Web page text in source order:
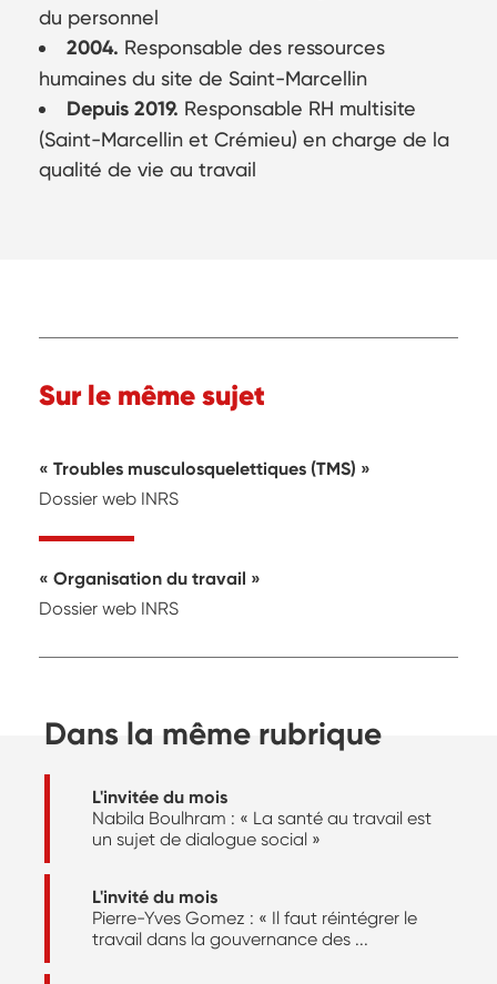
du personnel
2004. Responsable des ressources
humaines du site de Saint-Marcellin
Depuis 2019. Responsable RH multisite
(Saint-Marcellin et Crémieu) en charge de la
qualité de vie au travail
Sur le même sujet
Troubles musculosquelettiques (TMS)
Dossier web INRS
Organisation du travail
Dossier web INRS
Dans la même rubrique
L'invitée du mois
Nabila Boulhram : « La santé au travail est
un sujet de dialogue social »
L'invité du mois
Pierre-Yves Gomez : « Il faut réintégrer le
travail dans la gouvernance des ...